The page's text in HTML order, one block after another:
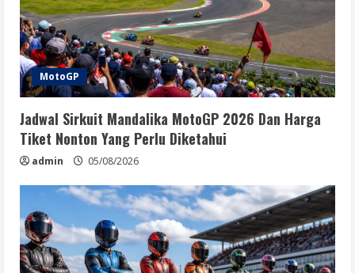
MotoGP
Jadwal Sirkuit Mandalika MotoGP 2026 Dan Harga
Tiket Nonton Yang Perlu Diketahui
admin 05/08/2026